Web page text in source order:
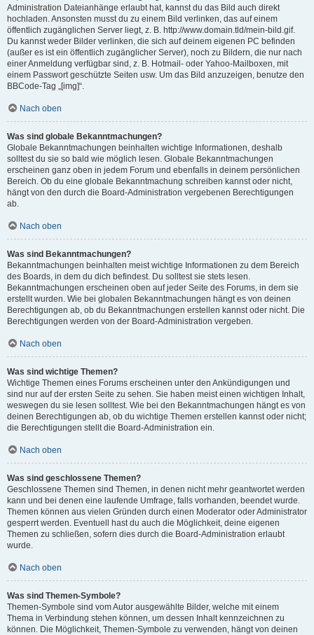
Administration Dateianhänge erlaubt hat, kannst du das Bild auch direkt
hochladen. Ansonsten musst du zu einem Bild verlinken, das auf einem
öffentlich zugänglichen Server liegt, z. B. http://www.domain.tld/mein-bild.gif.
Du kannst weder Bilder verlinken, die sich auf deinem eigenen PC befinden
(außer es ist ein öffentlich zugänglicher Server), noch zu Bildern, die nur nach
einer Anmeldung verfügbar sind, z. B. Hotmail- oder Yahoo-Mailboxen, mit
einem Passwort geschützte Seiten usw. Um das Bild anzuzeigen, benutze den
BBCode-Tag „[img]“.
Nach oben
Was sind globale Bekanntmachungen?
Globale Bekanntmachungen beinhalten wichtige Informationen, deshalb
solltest du sie so bald wie möglich lesen. Globale Bekanntmachungen
erscheinen ganz oben in jedem Forum und ebenfalls in deinem persönlichen
Bereich. Ob du eine globale Bekanntmachung schreiben kannst oder nicht,
hängt von den durch die Board-Administration vergebenen Berechtigungen
ab.
Nach oben
Was sind Bekanntmachungen?
Bekanntmachungen beinhalten meist wichtige Informationen zu dem Bereich
des Boards, in dem du dich befindest. Du solltest sie stets lesen.
Bekanntmachungen erscheinen oben auf jeder Seite des Forums, in dem sie
erstellt wurden. Wie bei globalen Bekanntmachungen hängt es von deinen
Berechtigungen ab, ob du Bekanntmachungen erstellen kannst oder nicht. Die
Berechtigungen werden von der Board-Administration vergeben.
Nach oben
Was sind wichtige Themen?
Wichtige Themen eines Forums erscheinen unter den Ankündigungen und
sind nur auf der ersten Seite zu sehen. Sie haben meist einen wichtigen Inhalt,
weswegen du sie lesen solltest. Wie bei den Bekanntmachungen hängt es von
deinen Berechtigungen ab, ob du wichtige Themen erstellen kannst oder nicht;
die Berechtigungen stellt die Board-Administration ein.
Nach oben
Was sind geschlossene Themen?
Geschlossene Themen sind Themen, in denen nicht mehr geantwortet werden
kann und bei denen eine laufende Umfrage, falls vorhanden, beendet wurde.
Themen können aus vielen Gründen durch einen Moderator oder Administrator
gesperrt werden. Eventuell hast du auch die Möglichkeit, deine eigenen
Themen zu schließen, sofern dies durch die Board-Administration erlaubt
wurde.
Nach oben
Was sind Themen-Symbole?
Themen-Symbole sind vom Autor ausgewählte Bilder, welche mit einem
Thema in Verbindung stehen können, um dessen Inhalt kennzeichnen zu
können. Die Möglichkeit, Themen-Symbole zu verwenden, hängt von deinen